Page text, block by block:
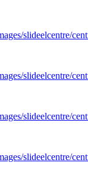
slideelcentre/
slideelcentre/
slideelcentre/
slideelcentre/